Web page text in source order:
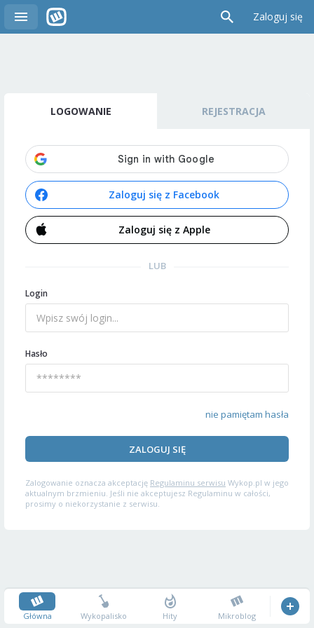
Zaloguj się
LOGOWANIE REJESTRACJA
Zaloguj się z Facebook
Zaloguj się z Apple
LUB
Login
Hasło
nie pamiętam hasła
ZALOGUJ SIĘ
Zalogowanie oznacza akceptację Regulaminu serwisu Wykop.pl w jego
aktualnym brzmieniu. Jeśli nie akceptujesz Regulaminu w całości,
prosimy o niekorzystanie z serwisu.
Główna Wykopalisko Hity Mikroblog